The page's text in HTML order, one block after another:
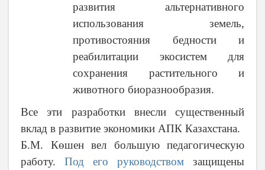
развития альтернативного
использования земель,
противостояния бедности и
реабилитации экосистем для
сохранения растительного и
животного биоразнообразия.
Все эти разработки внесли существенный
вклад в развитие экономики АПК Казахстана.
Б.М. Көшен вел большую педагогическую
работу. Под его руководством защищены